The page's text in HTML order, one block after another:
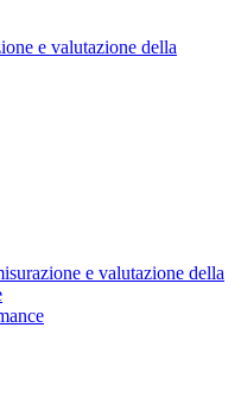
e valutazione della
e valutazione della